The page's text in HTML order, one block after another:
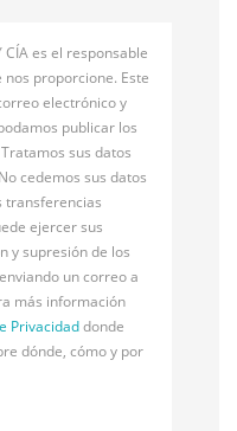
CÍA es el responsable
proporcione. Este
electrónico y
publicar los
sus datos
cedemos sus datos
transferencias
ejercer sus
y supresión de los
un correo a
más información
Privacidaddonde
dónde, cómo y por